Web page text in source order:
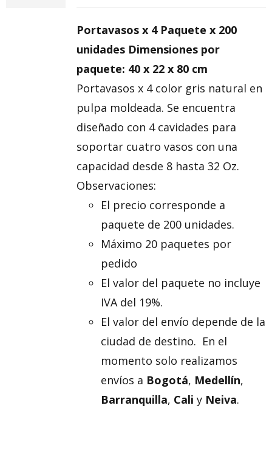
Portavasos x 4 Paquete x 200
unidades Dimensiones por
paquete: 40 x 22 x 80 cm
Portavasos x 4 color gris natural en
pulpa moldeada. Se encuentra
diseñado con 4 cavidades para
soportar cuatro vasos con una
capacidad desde 8 hasta 32 Oz.
Observaciones:
El precio corresponde a
paquete de 200 unidades.
Máximo 20 paquetes por
pedido
El valor del paquete no incluye
IVA del 19%.
El valor del envío depende de la
ciudad de destino. En el
momento solo realizamos
envíos a Bogotá, Medellín,
Barranquilla, Cali y Neiva.